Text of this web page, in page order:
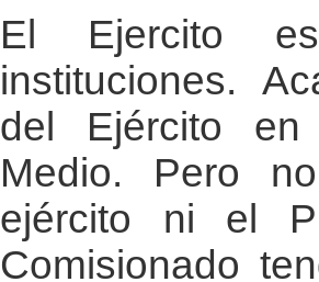
El Ejercito
instituciones.
del Ejército
Medio. Pero
ejército ni el
Comisionado